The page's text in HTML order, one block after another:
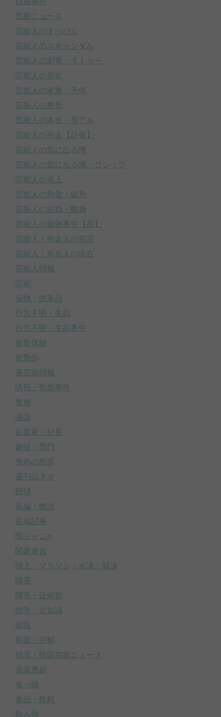
芸能ニュース
芸能人のすっぴん
芸能人のスキャンダル
芸能人の刺青・タトゥー
芸能人の劣化
芸能人の家族・子供
芸能人の整形
芸能人の本名・卒アル
芸能人の死去【訃報】
芸能人の気になる噂
芸能人の気になる噂・ゴシップ
芸能人の炎上
芸能人の熱愛・破局
芸能人の結婚・離婚
芸能人の薬物事件【薬】
芸能人・有名人の犯罪
芸能人・有名人の現在
芸能人情報
芸術
薬物・医薬品
行方不明・失踪
行方不明・失踪事件
衝撃体験
衝撃的
裏芸能情報
誘拐・監禁事件
警察
議論
起業家・社長
趣味・専門
身内の犯罪
週刊誌ネタ
野球
長編・物語
長編記事
関ジャニ∞
関東連合
陸上・マラソン・水泳・競泳
障害
障害・症候群
雑学・豆知識
韓国
韓国・朝鮮
韓流・韓国芸能ニュース
音楽番組
食べ物
食品・飲料
飲み物